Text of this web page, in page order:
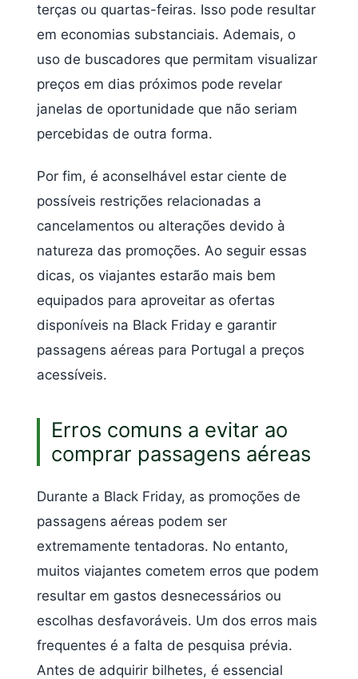
terças ou quartas-feiras. Isso pode resultar
em economias substanciais. Ademais, o
uso de buscadores que permitam visualizar
preços em dias próximos pode revelar
janelas de oportunidade que não seriam
percebidas de outra forma.
Por fim, é aconselhável estar ciente de
possíveis restrições relacionadas a
cancelamentos ou alterações devido à
natureza das promoções. Ao seguir essas
dicas, os viajantes estarão mais bem
equipados para aproveitar as ofertas
disponíveis na Black Friday e garantir
passagens aéreas para Portugal a preços
acessíveis.
Erros comuns a evitar ao
comprar passagens aéreas
Durante a Black Friday, as promoções de
passagens aéreas podem ser
extremamente tentadoras. No entanto,
muitos viajantes cometem erros que podem
resultar em gastos desnecessários ou
escolhas desfavoráveis. Um dos erros mais
frequentes é a falta de pesquisa prévia.
Antes de adquirir bilhetes, é essencial